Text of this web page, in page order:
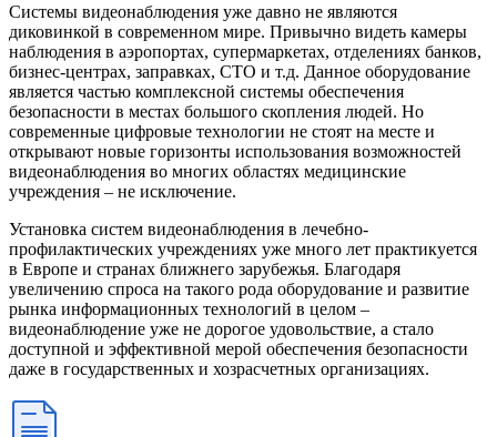
Системы видеонаблюдения уже давно не являются
диковинкой в ​​современном мире. Привычно видеть камеры
наблюдения в аэропортах, супермаркетах, отделениях банков,
бизнес-центрах, заправках, СТО и т.д. Данное оборудование
является частью комплексной системы обеспечения
безопасности в местах большого скопления людей. Но
современные цифровые технологии не стоят на месте и
открывают новые горизонты использования возможностей
видеонаблюдения во многих областях медицинские
учреждения – не исключение.
Установка систем видеонаблюдения в лечебно-
профилактических учреждениях уже много лет практикуется
в Европе и странах ближнего зарубежья. Благодаря
увеличению спроса на такого рода оборудование и развитие
рынка информационных технологий в целом –
видеонаблюдение уже не дорогое удовольствие, а стало
доступной и эффективной мерой обеспечения безопасности
даже в государственных и хозрасчетных организациях.